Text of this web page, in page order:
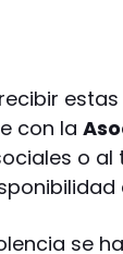
con la
o al
se